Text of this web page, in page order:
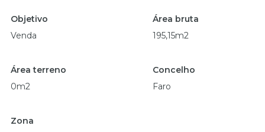
Objetivo
Venda
Área bruta
195,15m2
Área terreno
0m2
Concelho
Faro
Zona